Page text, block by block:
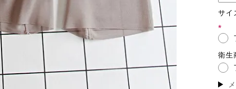
須
サイ
(必
須)
衛生